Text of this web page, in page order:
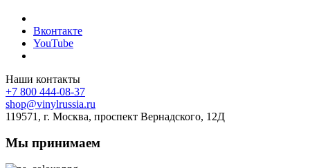
Вконтакте
YouTube
Наши контакты
+7 800 444-08-37
shop@vinylrussia.ru
119571, г. Москва, проспект Вернадского, 12Д
Мы принимаем